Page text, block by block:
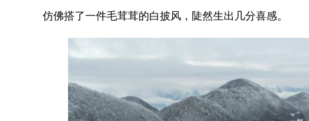
仿佛搭了一件毛茸茸的白披风，陡然生出几分喜感。